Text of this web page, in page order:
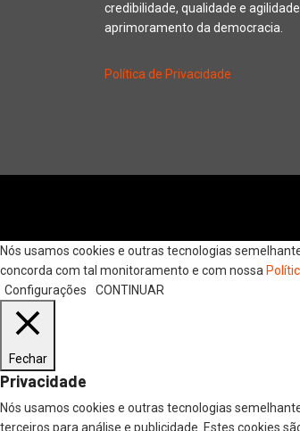
credibilidade, qualidade e
aprimoramento da democracia.
Política de Privacidade
Nós usamos cookies e outras tecnologias
concorda com tal monitoramento e com nossa
Configurações
CONTINUAR
Fechar
Privacidade
Nós usamos cookies e outras tecnologias
terceiros para análise e publicidade. Estes cookies